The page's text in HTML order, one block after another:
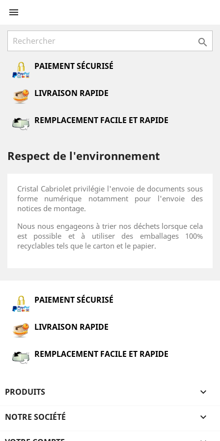


PAIEMENT SÉCURISÉ
LIVRAISON RAPIDE
REMPLACEMENT FACILE ET RAPIDE
Respect de l'environnement
Cristal Cabriolet privilégie l'envoie de documents sous
forme numérique notamment pour l'envoie des
notices de montage.
Nous nous engageons à trier nos déchets lorsque cela
est possible et à utiliser des emballages 100%
recyclables tels que le carton et le papier.
PAIEMENT SÉCURISÉ
LIVRAISON RAPIDE
REMPLACEMENT FACILE ET RAPIDE
PRODUITS 
NOTRE SOCIÉTÉ 